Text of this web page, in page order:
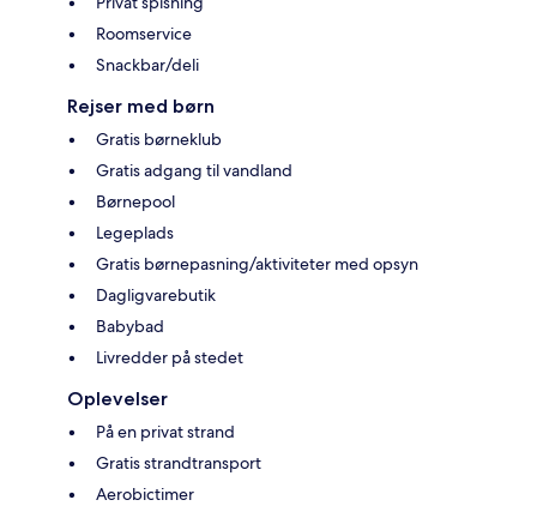
Roomservice
Snackbar/deli
Rejser med børn
Gratis børneklub
Gratis adgang til vandland
Børnepool
Legeplads
Gratis børnepasning/aktiviteter med opsyn
Dagligvarebutik
Babybad
Livredder på stedet
Oplevelser
På en privat strand
Gratis strandtransport
Aerobictimer